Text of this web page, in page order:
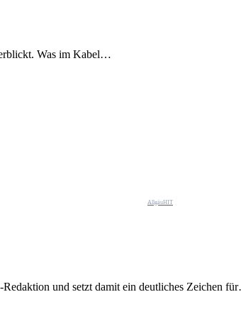
Was im Kabel…
AllgäuHIT
und setzt damit ein deutliches Zeichen